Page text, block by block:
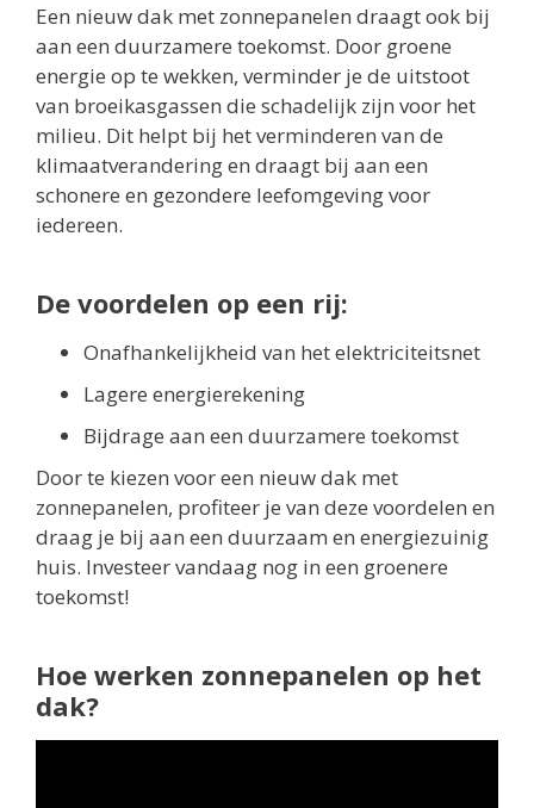
Een nieuw dak met zonnepanelen draagt ook bij
aan een duurzamere toekomst. Door groene
energie op te wekken, verminder je de uitstoot
van broeikasgassen die schadelijk zijn voor het
milieu. Dit helpt bij het verminderen van de
klimaatverandering en draagt bij aan een
schonere en gezondere leefomgeving voor
iedereen.
De voordelen op een rij:
Onafhankelijkheid van het elektriciteitsnet
Lagere energierekening
Bijdrage aan een duurzamere toekomst
Door te kiezen voor een nieuw dak met
zonnepanelen, profiteer je van deze voordelen en
draag je bij aan een duurzaam en energiezuinig
huis. Investeer vandaag nog in een groenere
toekomst!
Hoe werken zonnepanelen op het
dak?